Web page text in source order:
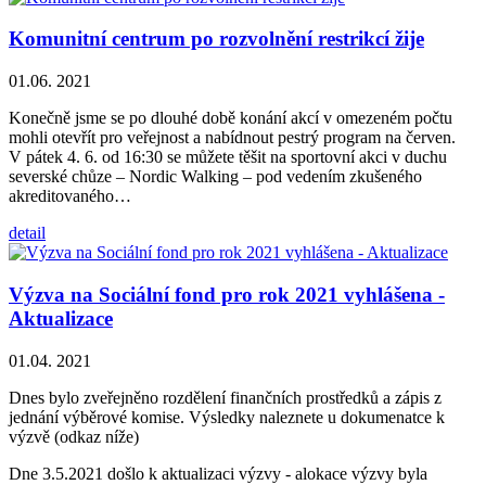
Komunitní centrum po rozvolnění restrikcí žije
01.06. 2021
Konečně jsme se po dlouhé době konání akcí v omezeném počtu
mohli otevřít pro veřejnost a nabídnout pestrý program na červen.
V pátek 4. 6. od 16:30 se můžete těšit na sportovní akci v duchu
severské chůze – Nordic Walking – pod vedením zkušeného
akreditovaného…
detail
Výzva na Sociální fond pro rok 2021 vyhlášena -
Aktualizace
01.04. 2021
Dnes bylo zveřejněno rozdělení finančních prostředků a zápis z
jednání výběrové komise. Výsledky naleznete u dokumenatce k
výzvě (odkaz níže)
Dne 3.5.2021 došlo k aktualizaci výzvy - alokace výzvy byla